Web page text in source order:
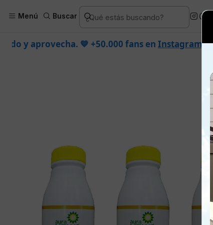
Menú Buscar
Productos
+50.000 fans enInstagramconfían en nosotros.